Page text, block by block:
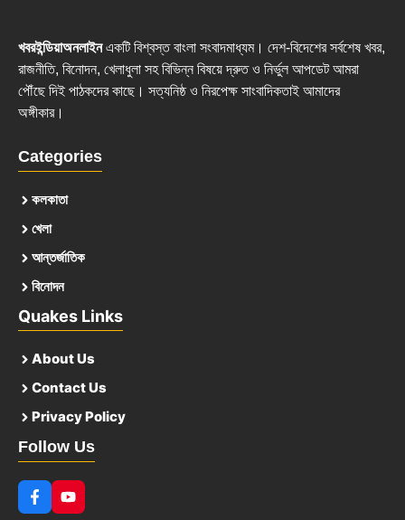
খবরইন্ডিয়াঅনলাইনএকটি বিশ্বস্ত বাংলা সংবাদমাধ্যম। দেশ-বিদেশের সর্বশেষ খবর,
রাজনীতি, বিনোদন, খেলাধুলা সহ বিভিন্ন বিষয়ে দ্রুত ও নির্ভুল আপডেট আমরা
পৌঁছে দিই পাঠকদের কাছে। সত্যনিষ্ঠ ও নিরপেক্ষ সাংবাদিকতাই আমাদের
অঙ্গীকার।
Categories
কলকাতা
খেলা
আন্তর্জাতিক
বিনোদন
Quakes Links
About Us
Contact Us
Privacy Policy
Follow Us